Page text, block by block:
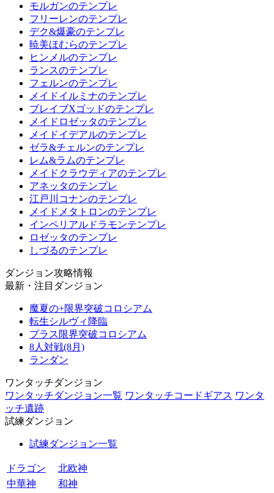
モルガンのテンプレ
フリーレンのテンプレ
デク&爆豪のテンプレ
暁美ほむらのテンプレ
ヒンメルのテンプレ
ランスのテンプレ
フェルンのテンプレ
メイドイルミナのテンプレ
ブレイブXゴッドのテンプレ
メイドロゼッタのテンプレ
メイドイデアルのテンプレ
ゼラ&チェルンのテンプレ
レム&ラムのテンプレ
メイドクラウディアのテンプレ
アネッタのテンプレ
江戸川コナンのテンプレ
メイドメタトロンのテンプレ
インペリアルドラモンテンプレ
ロゼッタのテンプレ
しづるのテンプレ
ダンジョン攻略情報
最新・注目ダンジョン
魔夏の+限界突破コロシアム
転生シルヴィ降臨
プラス限界突破コロシアム
8人対戦(8月)
ランダン
ワンタッチダンジョン
ワンタッチダンジョン一覧 ワンタッチコードギアス ワンタ
ッチ遺跡
試練ダンジョン
試練ダンジョン一覧
ドラゴン
北欧神
中華神
和神